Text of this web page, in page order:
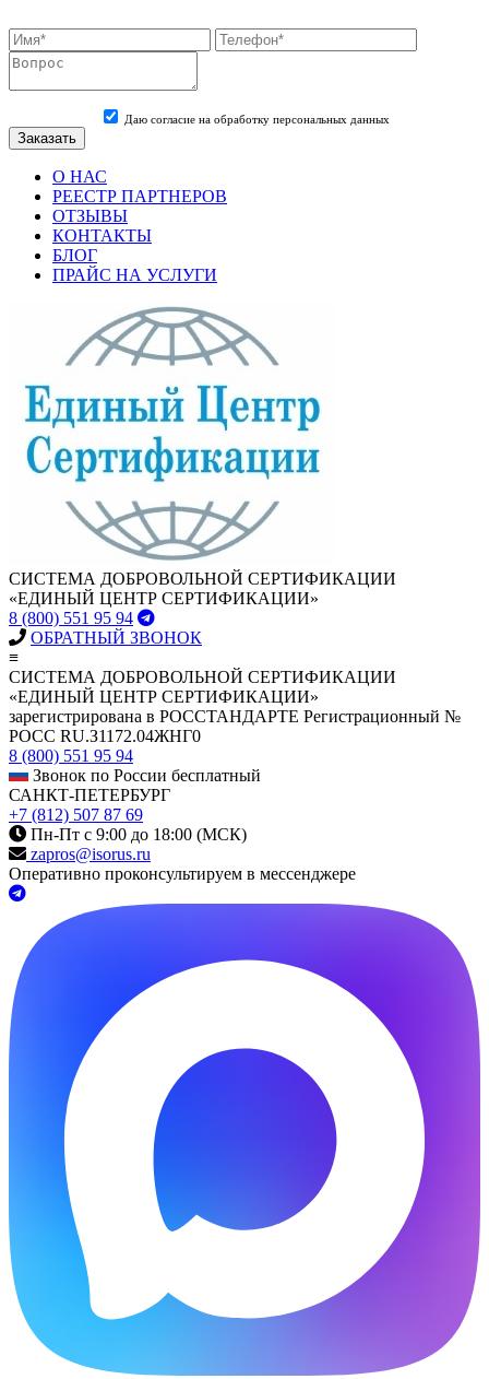
Даю согласие на обработку персональных данных
О НАС
РЕЕСТР ПАРТНЕРОВ
ОТЗЫВЫ
КОНТАКТЫ
БЛОГ
ПРАЙС НА УСЛУГИ
СИСТЕМА ДОБРОВОЛЬНОЙ СЕРТИФИКАЦИИ
«ЕДИНЫЙ ЦЕНТР СЕРТИФИКАЦИИ»
8 (800) 551 95 94
ОБРАТНЫЙ ЗВОНОК
≡
СИСТЕМА ДОБРОВОЛЬНОЙ СЕРТИФИКАЦИИ
«ЕДИНЫЙ ЦЕНТР СЕРТИФИКАЦИИ»
зарегистрирована в РОССТАНДАРТЕ Регистрационный №
РОСС RU.З1172.04ЖНГ0
8 (800) 551 95 94
Звонок по России бесплатный
САНКТ-ПЕТЕРБУРГ
+7 (812) 507 87 69
Пн-Пт с 9:00 до 18:00 (МСК)
zapros@isorus.ru
Оперативно проконсультируем в мессенджере